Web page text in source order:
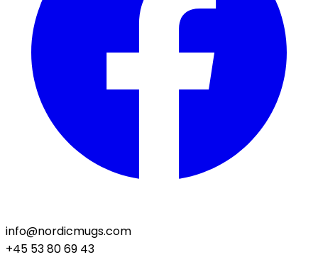
info@nordicmugs.com
+45 53 80 69 43